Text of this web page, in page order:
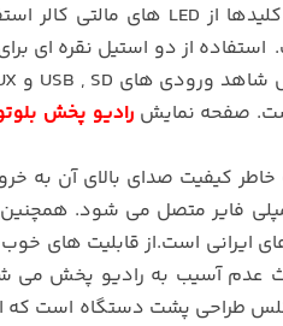
استفاده از دو استیل نقره ای
رادیو پخش
خاطر کیفیت صدای بالای آن
عدم آسیب به رادیو پخش می
طراحی پشت دستگاه است که